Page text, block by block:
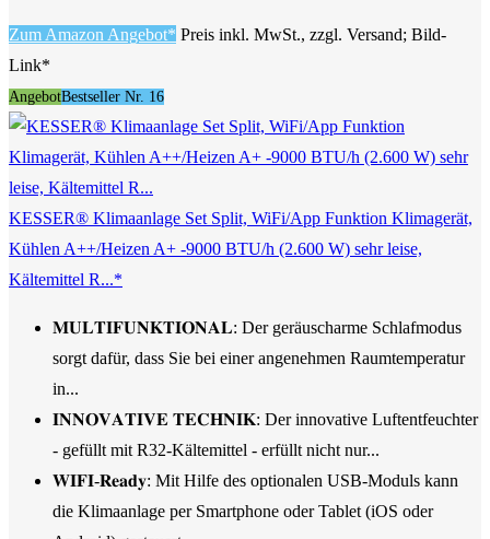
Zum Amazon Angebot* Preis inkl. MwSt., zzgl. Versand; Bild-
Link*
AngebotBestseller Nr. 16
KESSER® Klimaanlage Set Split, WiFi/App Funktion Klimagerät,
Kühlen A++/Heizen A+ -9000 BTU/h (2.600 W) sehr leise,
Kältemittel R...*
𝐌𝐔𝐋𝐓𝐈𝐅𝐔𝐍𝐊𝐓𝐈𝐎𝐍𝐀𝐋: Der geräuscharme Schlafmodus
sorgt dafür, dass Sie bei einer angenehmen Raumtemperatur
in...
𝐈𝐍𝐍𝐎𝐕𝐀𝐓𝐈𝐕𝐄 𝐓𝐄𝐂𝐇𝐍𝐈𝐊: Der innovative Luftentfeuchter
- gefüllt mit R32-Kältemittel - erfüllt nicht nur...
𝐖𝐈𝐅𝐈-𝐑𝐞𝐚𝐝𝐲: Mit Hilfe des optionalen USB-Moduls kann
die Klimaanlage per Smartphone oder Tablet (iOS oder